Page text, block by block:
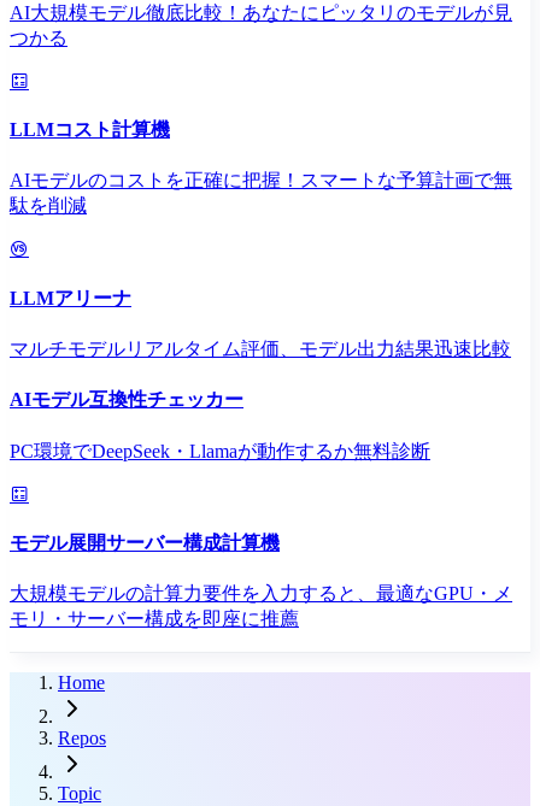
AI大規模モデル徹底比較！あなたにピッタリのモデルが見
つかる
LLMコスト計算機
AIモデルのコストを正確に把握！スマートな予算計画で無
駄を削減
LLMアリーナ
マルチモデルリアルタイム評価、モデル出力結果迅速比較
AIモデル互換性チェッカー
PC環境でDeepSeek・Llamaが動作するか無料診断
モデル展開サーバー構成計算機
大規模モデルの計算力要件を入力すると、最適なGPU・メ
モリ・サーバー構成を即座に推薦
Home
Repos
Topic